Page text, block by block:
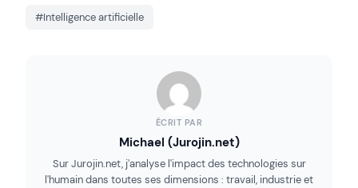
#Intelligence artificielle
ÉCRIT PAR
Michael (Jurojin.net)
Sur Jurojin.net, j'analyse l'impact des technologies sur
l'humain dans toutes ses dimensions : travail, industrie et